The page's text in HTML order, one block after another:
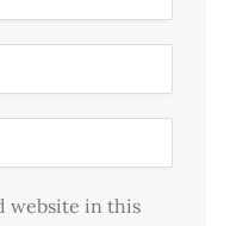
website in this